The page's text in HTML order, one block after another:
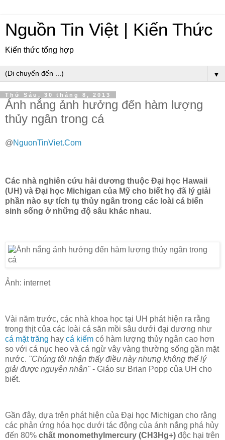
Nguồn Tin Việt | Kiến Thức
Kiến thức tổng hợp
▼
Thứ Sáu, 30 tháng 8, 2013
Ánh nắng ảnh hưởng đến hàm lượng
thủy ngân trong cá
@NguonTinViet.Com
Các nhà nghiên cứu hải dương thuộc Đại học Hawaii
(UH) và Đại học Michigan của Mỹ cho biết họ đã lý giải
phần nào sự tích tụ thủy ngân trong các loài cá biển
sinh sống ở những độ sâu khác nhau.
Ảnh: internet
Vài năm trước, các nhà khoa học tại UH phát hiện ra rằng
trong thịt của các loài cá săn mồi sâu dưới đại dương như
cá mặt trăng hay cá kiếm có hàm lượng thủy ngân cao hơn
so với cá nục heo và cá ngừ vây vàng thường sống gần mặt
nước. "Chúng tôi nhận thấy điều này nhưng không thể lý
giải được nguyên nhân" - Giáo sư Brian Popp của UH cho
biết.
Gần đây, dựa trên phát hiện của Đại học Michigan cho rằng
các phản ứng hóa học dưới tác động của ánh nắng phá hủy
đến 80% chất monomethylmercury (CH3Hg+) độc hại trên